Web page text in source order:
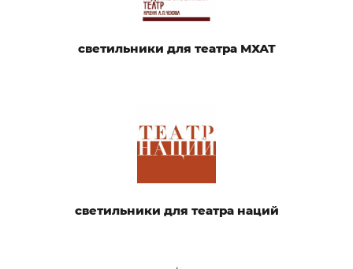
светильники для театра МХАТ
светильники для театра наций